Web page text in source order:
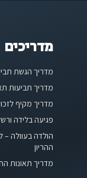
מדריכים
מדריך הגשת
מדריך תביעות
מדריך מקיף
פגיעה בלידה
הולדה בעוולה
ההריון
מדריך תאונות